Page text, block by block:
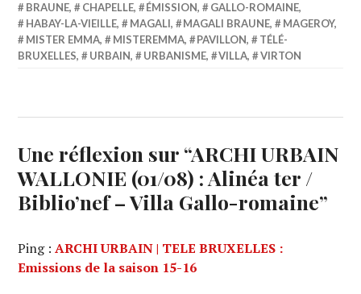
BRAUNE, CHAPELLE, ÉMISSION, GALLO-ROMAINE,
HABAY-LA-VIEILLE, MAGALI, MAGALI BRAUNE, MAGEROY,
MISTER EMMA, MISTEREMMA, PAVILLON,
TÉLÉ-
BRUXELLES, URBAIN, URBANISME, VILLA, VIRTON
Une réflexion sur “ARCHI URBAIN
WALLONIE (01/08) : Alinéa ter /
Biblio’nef – Villa Gallo-romaine”
Ping :ARCHI URBAIN | TELE BRUXELLES :
Emissions de la saison 15-16